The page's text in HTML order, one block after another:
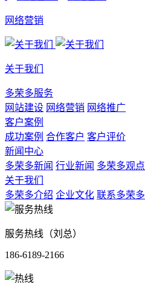
网络营销
关于我们
多荣多服务
网站建设 网络营销 网络推广
客户案例
成功案例 合作客户 客户评价
新闻中心
多荣多新闻 行业新闻 多荣多观点
关于我们
多荣多介绍 企业文化 联系多荣多
服务热线（刘总）
186-6189-2166